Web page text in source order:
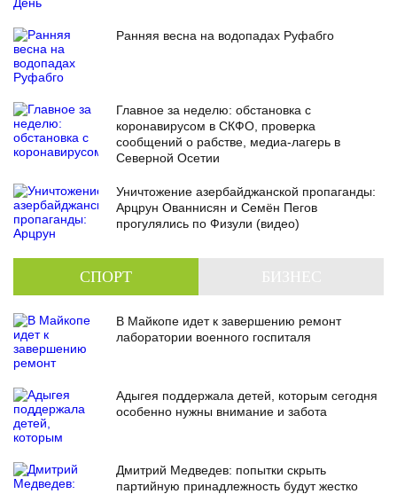
Ранняя весна на водопадах Руфабго
Главное за неделю: обстановка с
коронавирусом в СКФО, проверка
сообщений о рабстве, медиа-лагерь в
Северной Осетии
Уничтожение азербайджанской пропаганды:
Арцрун Ованнисян и Семён Пегов
прогулялись по Физули (видео)
СПОРТ
В Майкопе идет к завершению ремонт
лаборатории военного госпиталя
Адыгея поддержала детей, которым сегодня
особенно нужны внимание и забота
Дмитрий Медведев: попытки скрыть
партийную принадлежность будут жестко